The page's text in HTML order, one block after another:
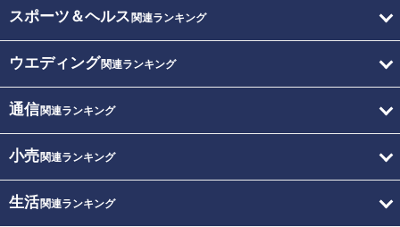
スポーツ＆ヘルス 関連ランキング
ウエディング関連ランキング
通信関連ランキング
小売関連ランキング
生活関連ランキング